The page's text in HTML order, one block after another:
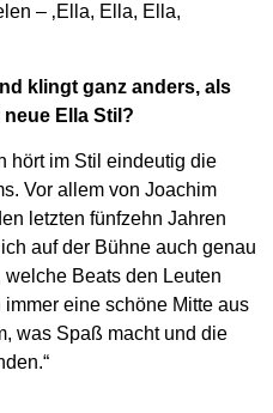
– ‚Ella, Ella, Ella,
klingt ganz anders, als
Ella Stil?
hört im Stil eindeutig die
Vor allem von Joachim
letzten fünfzehn Jahren
auf der Bühne auch genau
Beats den Leuten
eine schöne Mitte aus
was Spaß macht und die